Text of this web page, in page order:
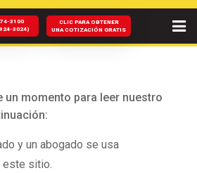
3100
3024)
CLIC PARA OBTENER
UNA COTIZACIÓN GRATIS
un momento para leer nuestro
y un abogado se usa
este sitio.